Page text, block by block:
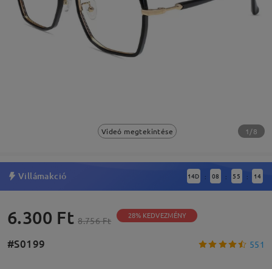
Videó megtekintése 1/8
Villámakció 14D : 08 : 55 : 14
6.300 Ft 8.756 Ft 28% KEDVEZMÉNY
#S0199 551